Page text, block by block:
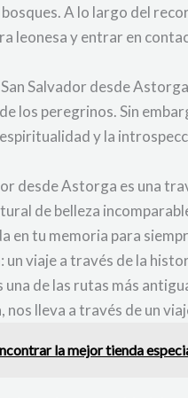
A lo largo del
leonesa y entrar en
Salvador desde
los peregrinos. Sin
y la
desde Astorga es una
de belleza
en tu memoria para
viaje a través de la
de las rutas más
nos lleva a través de un
la mejor tienda